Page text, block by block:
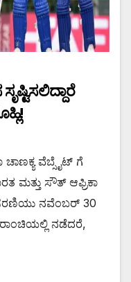
ವೆಬ್ಸೈಟ್ ಗೆ
ಮತ್ತು ಸೌತ್ ಆಫ್ರಿಕಾ
ನವೆಂಬರ್ 30
ನಡೆದರೆ,